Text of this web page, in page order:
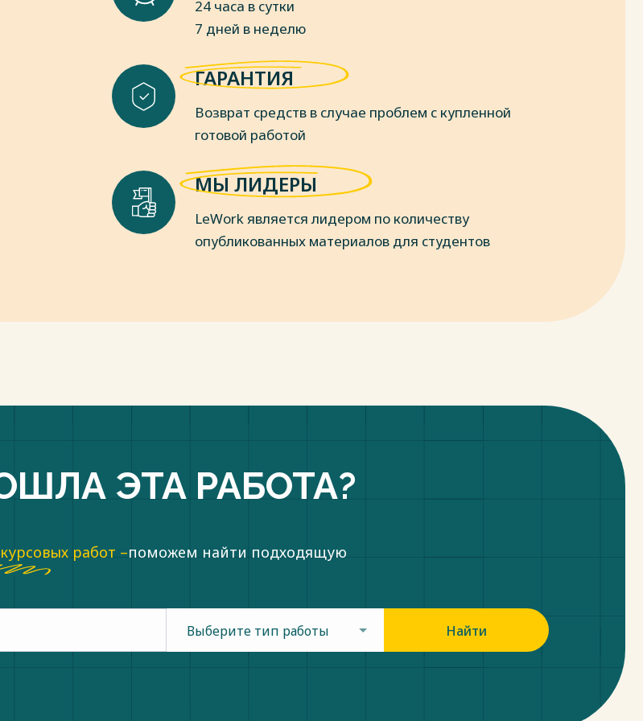
Российской
– М:. Инфа, 2022. -
: учебное пособие для
– 181 с.
2 е изд. – М : Магистр :
- 2-е изд., перераб.
Эксмо, 2021. - 560 с. .
для вузов / К. С.
24 часа в сутки
7 дней в неделю
ГАРАНТИЯ
Возврат средств в случае проблем с купленной
готовой работой
МЫ ЛИДЕРЫ
LeWork является лидером по количеству
опубликованных материалов для студентов
ЭТА РАБОТА?
работ –поможем найти подходящую
Выберите тип работы Найти